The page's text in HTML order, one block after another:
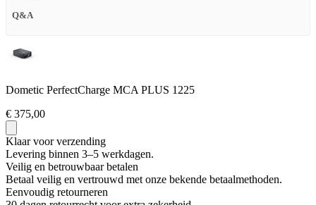
Q&A
Dometic PerfectCharge MCA PLUS 1225
€ 375,00
Klaar voor verzending
Levering binnen 3–5 werkdagen.
Veilig en betrouwbaar betalen
Betaal veilig en vertrouwd met onze bekende betaalmethoden.
Eenvoudig retourneren